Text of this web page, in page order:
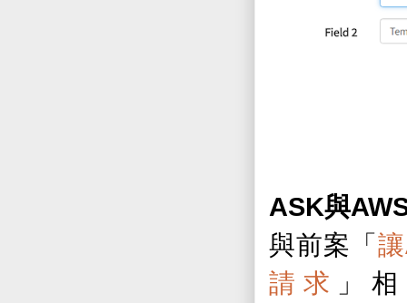
ASK與
與前案「 讓
請求 」